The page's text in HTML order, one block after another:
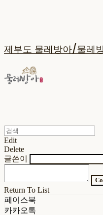
제부도 물레방아/물레
Edit
Delete
글쓴이
Return To List
페이스북
카카오톡